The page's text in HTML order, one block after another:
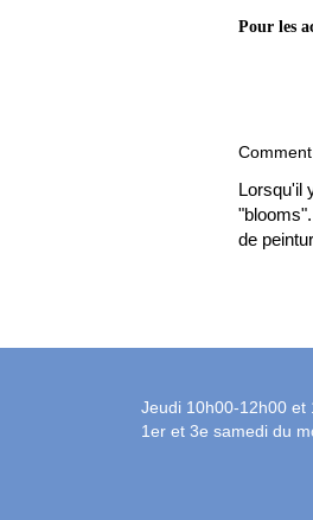
Pour les
Lorsqu'il
de
Jeudi 10h00-12h00 et
1er et 3e samedi du